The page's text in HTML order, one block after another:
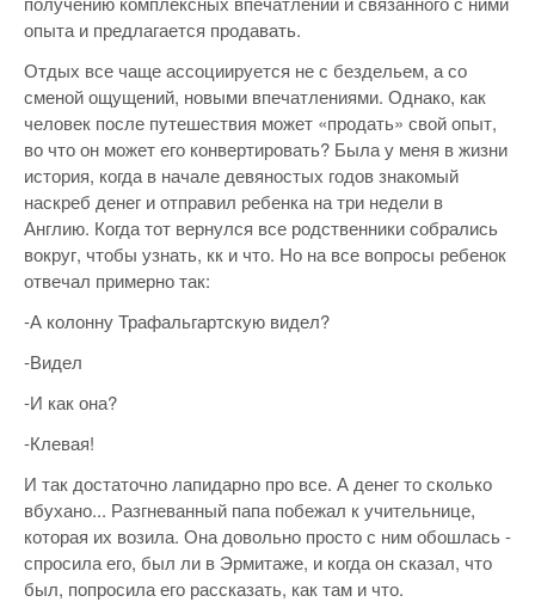
опыта и предлагается продавать.
Отдых все чаще ассоциируется не с бездельем, а со
сменой ощущений, новыми впечатлениями. Однако, как
человек после путешествия может «продать» свой опыт,
во что он может его конвертировать? Была у меня в жизни
история, когда в начале девяностых годов знакомый
наскреб денег и отправил ребенка на три недели в
Англию. Когда тот вернулся все родственники собрались
вокруг, чтобы узнать, кк и что. Но на все вопросы ребенок
отвечал примерно так:
-А колонну Трафальгартскую видел?
-Видел
-И как она?
-Клевая!
И так достаточно лапидарно про все. А денег то сколько
вбухано... Разгневанный папа побежал к учительнице,
которая их возила. Она довольно просто с ним обошлась -
спросила его, был ли в Эрмитаже, и когда он сказал, что
был, попросила его рассказать, как там и что.